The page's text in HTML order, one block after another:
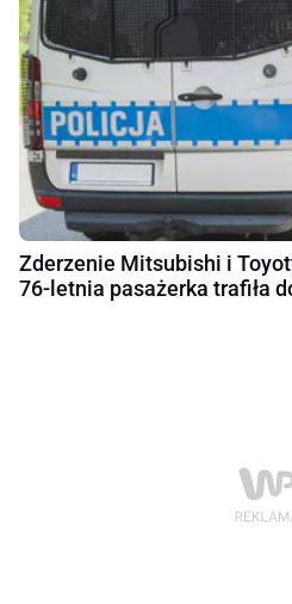
Zderzenie Mitsubishi i
76-letnia pasażerka trafiła